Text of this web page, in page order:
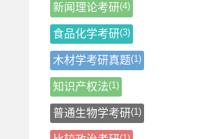
新闻理论考研(4)
食品化学考研(3)
木材学考研真题(1)
知识产权法(1)
普通生物学考研(1)